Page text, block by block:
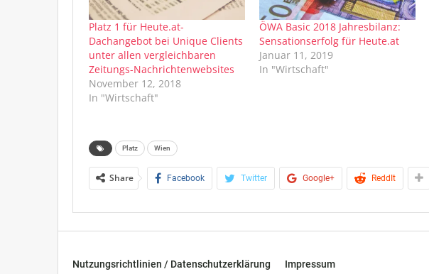
Platz 1 für Heute.at-
Dachangebot bei Unique Clients
unter allen vergleichbaren
Zeitungs-Nachrichtenwebsites
November 12, 2018
In "Wirtschaft"
ÖWA Basic 2018 Jahresbilanz:
Sensationserfolg für Heute.at
Januar 11, 2019
In "Wirtschaft"
Platz Wien
Share Facebook Twitter Google+ ReddIt
Nutzungsrichtlinien / Datenschutzerklärung Impressum